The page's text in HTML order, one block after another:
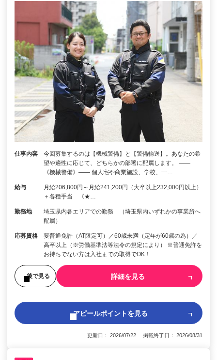
仕事内容
今回募集するのは【機械警備】と【警備輸送】。あなたの希
望や適性に応じて、どちらかの部署に配属します。 ――
《機械警備》―― 個人宅や商業施設、学校、一…
給与
月給206,800円～月給241,200円（大卒以上232,000円以上）
＋各種手当 《★…
勤務地
埼玉県内各エリアでの勤務 （埼玉県内いずれかの事業所へ
配属）
応募資格
要普通免許（AT限定可）／60歳未満（定年が60歳の為）／
高卒以上（※労働基準法等法令の規定により） ※普通免許を
お持ちでない方は入社までの取得でOK！
後で見る 詳細を見る
アピールポイントを見る
更新日： 2026/07/22 掲載終了日： 2026/08/31